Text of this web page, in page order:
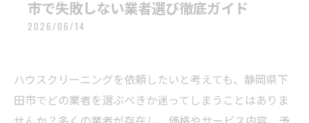
市で失敗しない業者選び徹底ガイド
2026/06/14
ハウスクリーニングを依頼したいと考えても、静岡県下
田市でどの業者を選ぶべきか迷ってしまうことはありま